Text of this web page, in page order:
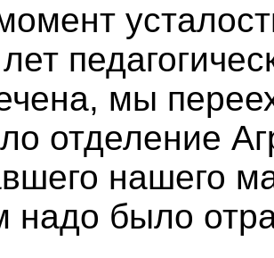
мы
отделение
нашего
надо было